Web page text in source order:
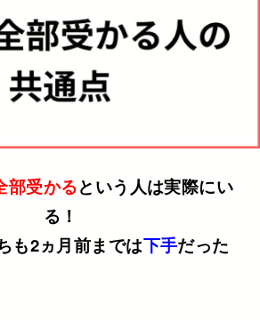
部受かるという人は実際にい
る！
も2ヵ月前までは下手だった